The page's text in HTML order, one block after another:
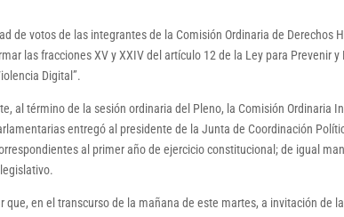
de votos de las integrantes de la Comisión Ordinaria de Derechos
las fracciones XV y XXIV del artículo 12 de la Ley para Prevenir
Digital”.
al término de la sesión ordinaria del Pleno, la Comisión Ordinaria
entregó al presidente de la Junta de Coordinación
al primer año de ejercicio constitucional; de igual
que, en el transcurso de la mañana de este martes, a invitación de